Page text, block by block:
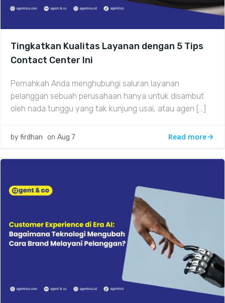
Tingkatkan Kualitas Layanan dengan 5 Tips
Contact Center Ini
Pernahkah Anda menghubungi saluran layanan
pelanggan sebuah perusahaan hanya untuk disambut
oleh nada tunggu yang tak kunjung usai, atau agen […]
by firdhan on Aug 7 Read more